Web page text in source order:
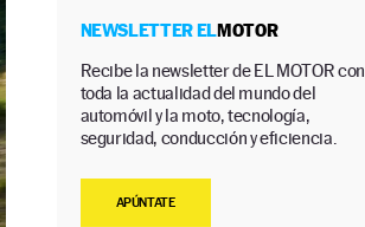
NEWSLETTER ELMOTOR
Recibe la newsletter de EL MOTOR con
toda la actualidad del mundo del
automóvil y la moto, tecnología,
seguridad, conducción y eficiencia.
APÚNTATE